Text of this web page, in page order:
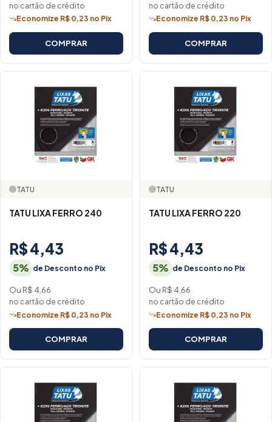
no cartão de crédito
Economize R$ 0,23 no Pix
COMPRAR
no cartão de crédito
Economize R$ 0,23 no Pix
COMPRAR
TATU
TATU LIXA FERRO 240
R$ 4,43
5% de Desconto no Pix
Ou R$ 4,66
no cartão de crédito
Economize R$ 0,23 no Pix
COMPRAR
TATU
TATU LIXA FERRO 220
R$ 4,43
5% de Desconto no Pix
Ou R$ 4,66
no cartão de crédito
Economize R$ 0,23 no Pix
COMPRAR